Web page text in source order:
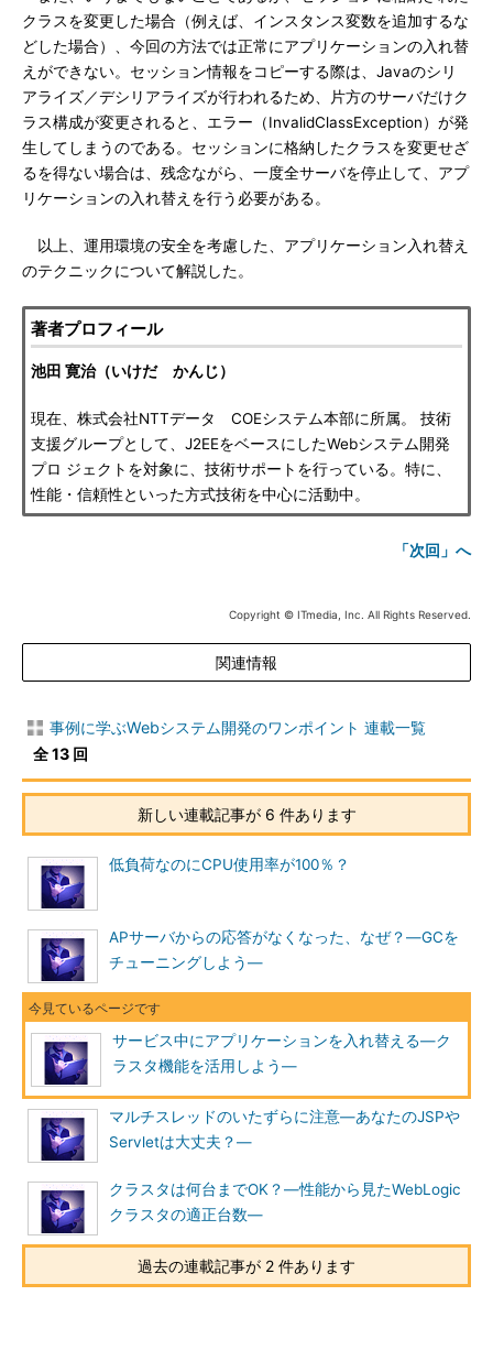
クラスを変更した場合（例えば、インスタンス変数を追加するな
どした場合）、今回の方法では正常にアプリケーションの入れ替
えができない。セッション情報をコピーする際は、Javaのシリ
アライズ／デシリアライズが行われるため、片方のサーバだけク
ラス構成が変更されると、エラー（InvalidClassException）が発
生してしまうのである。セッションに格納したクラスを変更せざ
るを得ない場合は、残念ながら、一度全サーバを停止して、アプ
リケーションの入れ替えを行う必要がある。
以上、運用環境の安全を考慮した、アプリケーション入れ替え
のテクニックについて解説した。
著者プロフィール
池田 寛治（いけだ かんじ）
現在、株式会社NTTデータ COEシステム本部に所属。 技術
支援グループとして、J2EEをベースにしたWebシステム開発
プロ ジェクトを対象に、技術サポートを行っている。特に、
性能・信頼性といった方式技術を中心に活動中。
「次回」へ
Copyright © ITmedia, Inc. All Rights Reserved.
関連情報
事例に学ぶWebシステム開発のワンポイント 連載一覧
全 13 回
新しい連載記事が 6 件あります
低負荷なのにCPU使用率が100％？
APサーバからの応答がなくなった、なぜ？―GCを
チューニングしよう―
サービス中にアプリケーションを入れ替える―ク
ラスタ機能を活用しよう―
マルチスレッドのいたずらに注意―あなたのJSPや
Servletは大丈夫？―
クラスタは何台までOK？―性能から見たWebLogic
クラスタの適正台数―
過去の連載記事が 2 件あります